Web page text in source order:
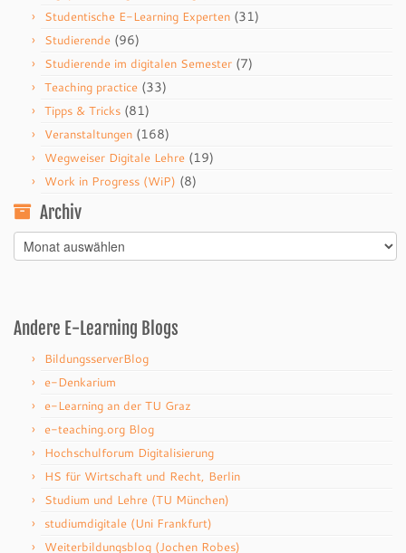
Studentische E-Learning Experten (31)
Studierende (96)
Studierende im digitalen Semester (7)
Teaching practice (33)
Tipps & Tricks (81)
Veranstaltungen (168)
Wegweiser Digitale Lehre (19)
Work in Progress (WiP) (8)
Archiv
Archiv
Andere E-Learning Blogs
BildungsserverBlog
e-Denkarium
e-Learning an der TU Graz
e-teaching.org Blog
Hochschulforum Digitalisierung
HS für Wirtschaft und Recht, Berlin
Studium und Lehre (TU München)
studiumdigitale (Uni Frankfurt)
Weiterbildungsblog (Jochen Robes)